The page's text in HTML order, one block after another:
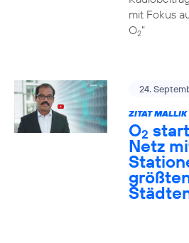
mit Fokus
O2"
24.
ZITAT MALLIK
O2
Netz